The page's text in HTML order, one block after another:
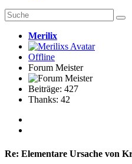
Merilix
Offline
Forum Meister
Beiträge: 427
Thanks: 42
Re: Elementare Ursache von